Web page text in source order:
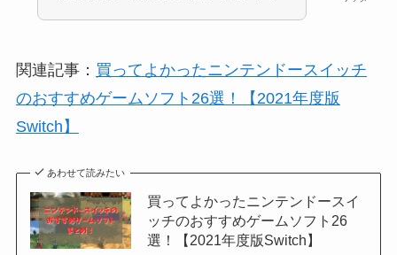
関連記事： 買ってよかったニンテンドースイッチ
のおすすめゲームソフト26選！【2021年度版
Switch】
あわせて読みたい
買ってよかったニンテンドースイ
ッチのおすすめゲームソフト26
選！【2021年度版Switch】